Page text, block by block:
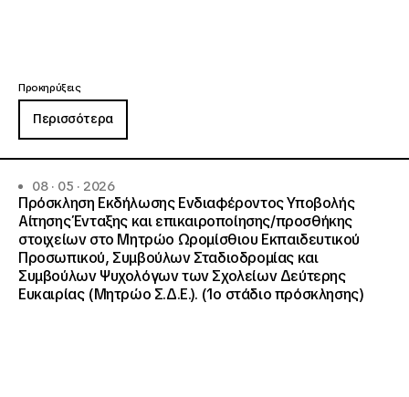
Προκηρύξεις
Περισσότερα
08 · 05 · 2026
Πρόσκληση Εκδήλωσης Ενδιαφέροντος Υποβολής
Αίτησης Ένταξης και επικαιροποίησης/προσθήκης
στοιχείων στο Μητρώο Ωρομίσθιου Εκπαιδευτικού
Προσωπικού, Συμβούλων Σταδιοδρομίας και
Συμβούλων Ψυχολόγων των Σχολείων Δεύτερης
Ευκαιρίας (Μητρώο Σ.Δ.Ε.). (1ο στάδιο πρόσκλησης)